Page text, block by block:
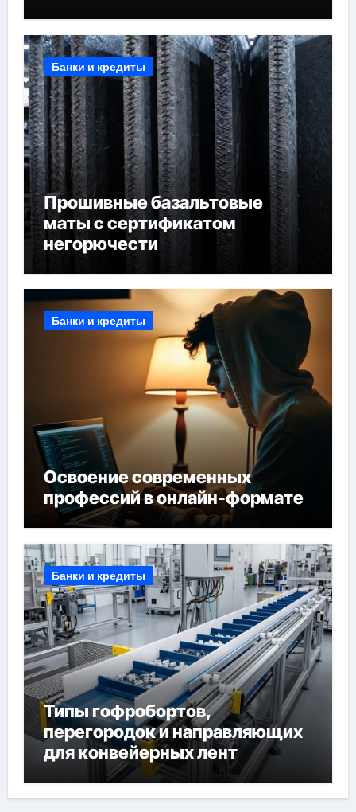
Банки и кредиты
Прошивные базальтовые
маты с сертификатом
негорючести
Банки и кредиты
Освоение современных
профессий в онлайн-формате
Банки и кредиты
Типы гофробортов,
перегородок и направляющих
для конвейерных лент